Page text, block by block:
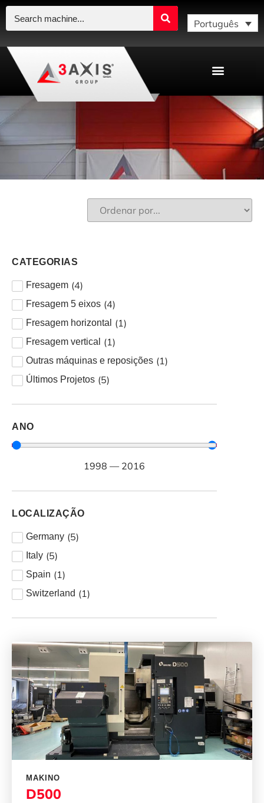
Português
CATEGORIAS
Fresagem (4)
Fresagem 5 eixos (4)
Fresagem horizontal (1)
Fresagem vertical (1)
Outras máquinas e reposições (1)
Últimos Projetos (5)
ANO
1998 — 2016
LOCALIZAÇÃO
Germany (5)
Italy (5)
Spain (1)
Switzerland (1)
MAKINO
D500